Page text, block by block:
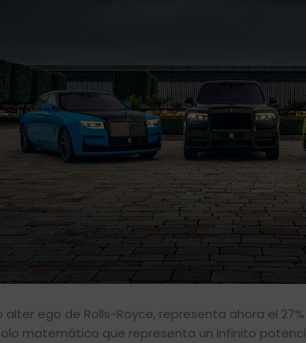
alter ego de Rolls-Royce, representa ahora el
matemático que representa un infinito